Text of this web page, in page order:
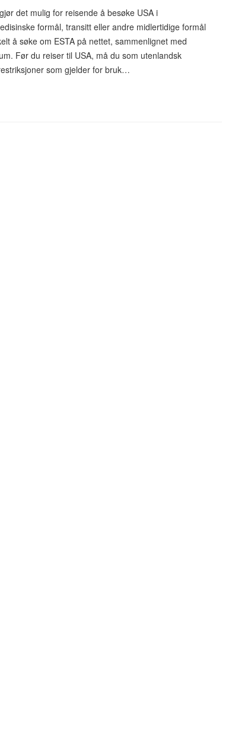
det mulig for reisende å besøke USA i
formål, transitt eller andre midlertidige formål
å søke om ESTA på nettet, sammenlignet med
Før du reiser til USA, må du som utenlandsk
som gjelder for bruk…